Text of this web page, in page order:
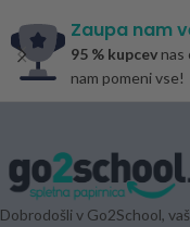
Zaupa nam
95 % kupcev nas
nam pomeni vse!
Dobrodošli v Go2School,